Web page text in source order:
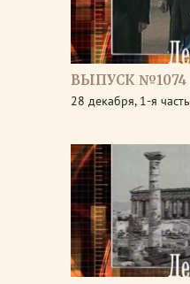
ВЫПУСК №1074
28 декабря, 1-я часть